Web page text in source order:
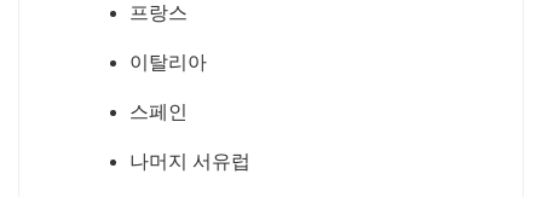
프랑스
이탈리아
스페인
나머지 서유럽